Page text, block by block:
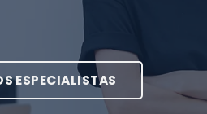
ESPECIALISTAS